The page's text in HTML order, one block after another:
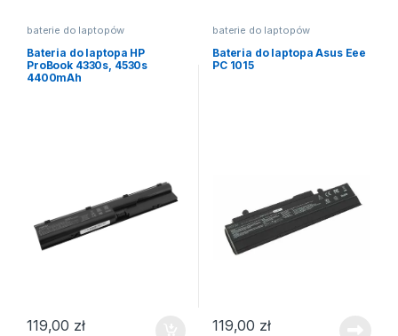
baterie do laptopów
Bateria do laptopa HP
ProBook 4330s, 4530s
4400mAh
119,00 zł
baterie do laptopów
Bateria do laptopa Asus Eee
PC 1015
119,00 zł